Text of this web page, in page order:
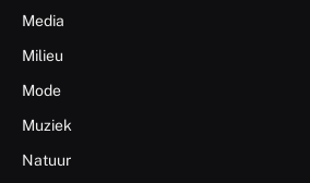
Media
Milieu
Mode
Muziek
Natuur